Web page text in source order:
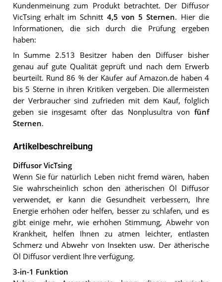
Kundenmeinung zum Produkt betrachtet. Der Diffusor
VicTsing erhält im Schnitt 4,5 von 5 Sternen. Hier die
Informationen, die sich durch die Prüfung ergeben
haben:
In Summe 2.513 Besitzer haben den Diffuser bisher
genau auf gute Qualität geprüft und nach dem Erwerb
beurteilt. Rund 86 % der Käufer auf Amazon.de haben 4
bis 5 Sterne in ihren Kritiken vergeben. Die allermeisten
der Verbraucher sind zufrieden mit dem Kauf, folglich
geben sie insgesamt öfter das Nonplusultra von fünf
Sternen.
Artikelbeschreibung
Diffusor VicTsing
Wenn Sie für natürlich Leben nicht fremd wären, haben
Sie wahrscheinlich schon den ätherischen Öl Diffusor
verwendet, er kann die Gesundheit verbessern, Ihre
Energie erhöhen oder helfen, besser zu schlafen, und es
gibt einige mehr, wie erhöhen Stimmung, Abwehr von
Krankheit, helfen Ihnen zu atmen leichter, entlasten
Schmerz und Abwehr von Insekten usw. Der ätherische
Öl Diffusor verdient Ihre verfügung.
3-in-1 Funktion